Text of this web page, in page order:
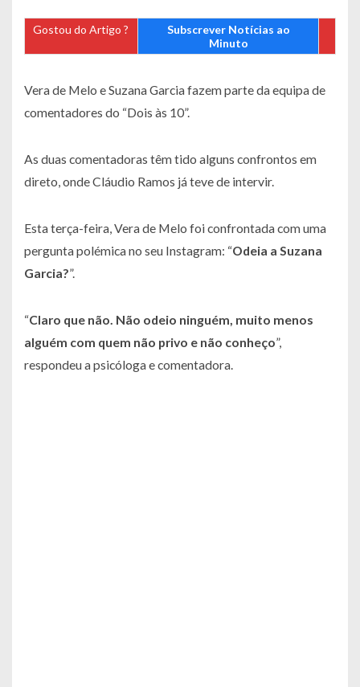
Gostou do Artigo ?
Subscrever Notícias ao
Minuto
Vera de Melo e Suzana Garcia fazem parte da equipa de
comentadores do “Dois às 10”.
As duas comentadoras têm tido alguns confrontos em
direto, onde Cláudio Ramos já teve de intervir.
Esta terça-feira, Vera de Melo foi confrontada com uma
pergunta polémica no seu Instagram: “Odeia a Suzana
Garcia?”.
“Claro que não. Não odeio ninguém, muito menos
alguém com quem não privo e não conheço”,
respondeu a psicóloga e comentadora.